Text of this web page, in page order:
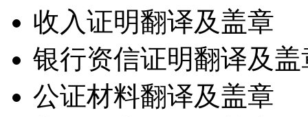
收入证明翻译及盖章
银行资信证明翻译及盖
公证材料翻译及盖章